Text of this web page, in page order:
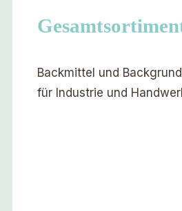
Backmittel und
für Industrie und